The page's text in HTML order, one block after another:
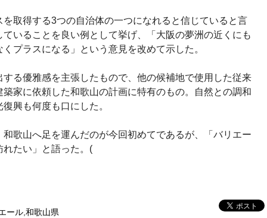
取得する3つの自治体の一つになれると信じていると言
いることを良い例として挙げ、「大阪の夢洲の近くにも
プラスになる」という意見を改めて示した。
る優雅感を主張したもので、他の候補地で使用した従来
家に依頼した和歌山の計画に特有のもの。自然との調和
興も何度も口にした。
歌山へ足を運んだのが今回初めてであるが、「バリエー
たい」と語った。(
ール,和歌山県